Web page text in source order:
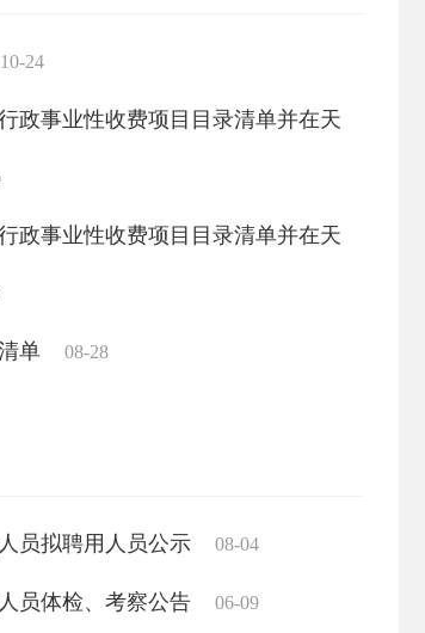
年城镇中低收入家庭公租房
复重建实施方案》的通知
年度地质灾害防治实施方案的
集体债权债务化解工作实施方
耕地、林地布局实施方案（试
10-24
政事业性收费项目目录清单并在天
政事业性收费项目目录清单并在天
单 08-28
员拟聘用人员公示 08-04
员体检、考察公告 06-09